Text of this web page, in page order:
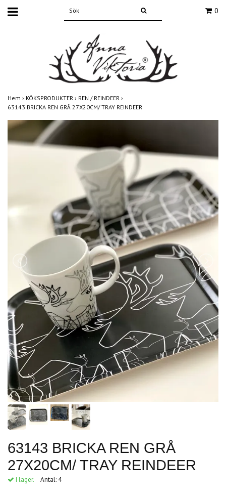
0
Hem › KÖKSPRODUKTER › REN / REINDEER ›
63143 BRICKA REN GRÅ 27X20CM/ TRAY REINDEER
63143 BRICKA REN GRÅ
27X20CM/ TRAY REINDEER
I lager. Antal: 4